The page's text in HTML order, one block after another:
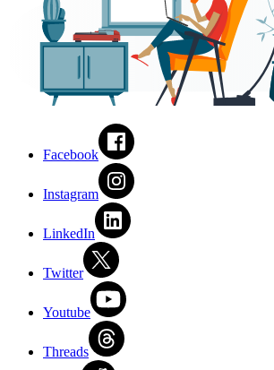
Facebook
Instagram
LinkedIn
Twitter
Youtube
Threads